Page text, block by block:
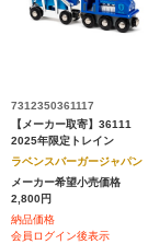
7312350361117
【メーカー取寄】36111
2025年限定トレイン
ラベンスバーガージャパン
メーカー希望小売価格
2,800円
納品価格
会員ログイン後表示